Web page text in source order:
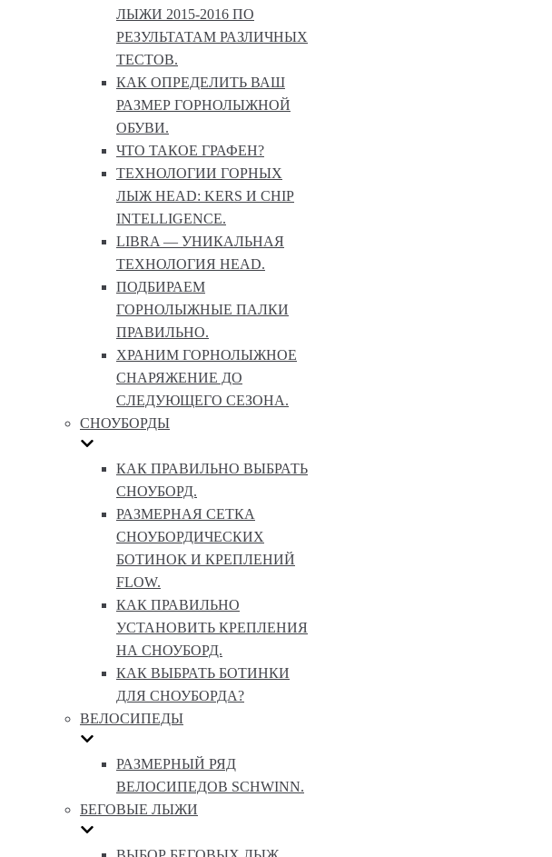
ЛЫЖИ 2015-2016 ПО
РЕЗУЛЬТАТАМ РАЗЛИЧНЫХ
ТЕСТОВ.
КАК ОПРЕДЕЛИТЬ ВАШ
РАЗМЕР ГОРНОЛЫЖНОЙ
ОБУВИ.
ЧТО ТАКОЕ ГРАФЕН?
ТЕХНОЛОГИИ ГОРНЫХ
ЛЫЖ HEAD: KERS И CHIP
INTELLIGENCE.
LIBRA — УНИКАЛЬНАЯ
ТЕХНОЛОГИЯ HEAD.
ПОДБИРАЕМ
ГОРНОЛЫЖНЫЕ ПАЛКИ
ПРАВИЛЬНО.
ХРАНИМ ГОРНОЛЫЖНОЕ
СНАРЯЖЕНИЕ ДО
СЛЕДУЮЩЕГО СЕЗОНА.
СНОУБОРДЫ
КАК ПРАВИЛЬНО ВЫБРАТЬ
СНОУБОРД.
РАЗМЕРНАЯ СЕТКА
СНОУБОРДИЧЕСКИХ
БОТИНОК И КРЕПЛЕНИЙ
FLOW.
КАК ПРАВИЛЬНО
УСТАНОВИТЬ КРЕПЛЕНИЯ
НА СНОУБОРД.
КАК ВЫБРАТЬ БОТИНКИ
ДЛЯ СНОУБОРДА?
ВЕЛОСИПЕДЫ
РАЗМЕРНЫЙ РЯД
ВЕЛОСИПЕДОВ SCHWINN.
БЕГОВЫЕ ЛЫЖИ